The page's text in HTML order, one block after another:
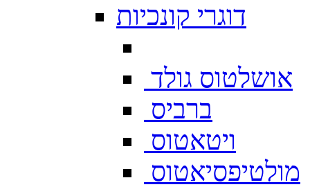
דוגרי קונכיות
אושלטוס גולד
ברביס
ויטאטוס
מולטיפסיאטוס